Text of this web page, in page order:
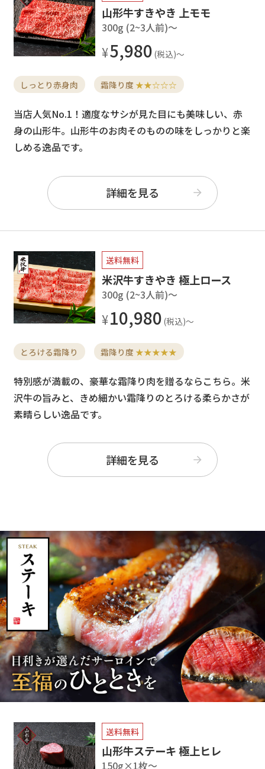
山形牛すきやき 上モモ
300g (2~3人前)〜
5,980
しっとり赤身肉 霜降り度 ★★☆☆☆
当店人気No.1！適度なサシが見た目にも美味しい、赤
身の山形牛。山形牛のお肉そのものの味をしっかりと楽
しめる逸品です。
詳細を見る
送料無料
米沢牛すきやき 極上ロース
300g (2~3人前)〜
10,980
とろける霜降り 霜降り度 ★★★★★
特別感が満載の、豪華な霜降り肉を贈るならこちら。米
沢牛の旨みと、きめ細かい霜降りのとろける柔らかさが
素晴らしい逸品です。
詳細を見る
送料無料
山形牛ステーキ 極上ヒレ
150g×1枚〜